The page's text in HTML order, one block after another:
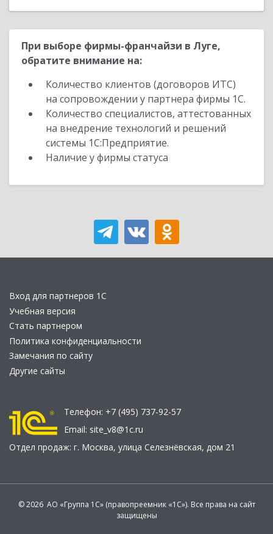
При выборе фирмы-франчайзи в Луге,
обратите внимание на:
Количество клиентов (договоров ИТС)
на сопровождении у партнера фирмы 1С.
Количество специалистов, аттестованных
на внедрение технологий и решений
системы 1С:Предприятие.
Наличие у фирмы статуса
Вход для партнеров 1С
Учебная версия
Стать партнером
Политика конфиденциальности
Замечания по сайту
Другие сайты
Телефон: +7 (495) 737-92-57
Email: site_v8@1c.ru
Отдел продаж: г. Москва, улица Селезнёвская, дом 21
© 2026 АО «Группа 1С» (правопреемник «1С»). Все права на сайт
защищены